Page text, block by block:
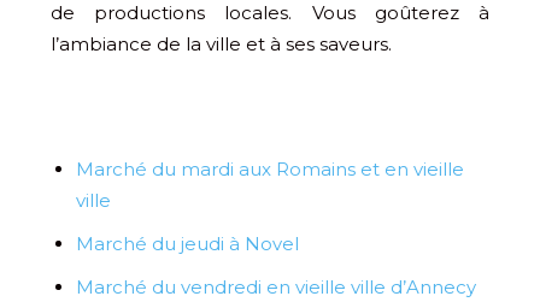
de productions locales. Vous goûterez à
l’ambiance de la ville et à ses saveurs.
Marché du mardi aux Romains et en vieille
ville
Marché du jeudi à Novel
Marché du vendredi en vieille ville d’Annecy